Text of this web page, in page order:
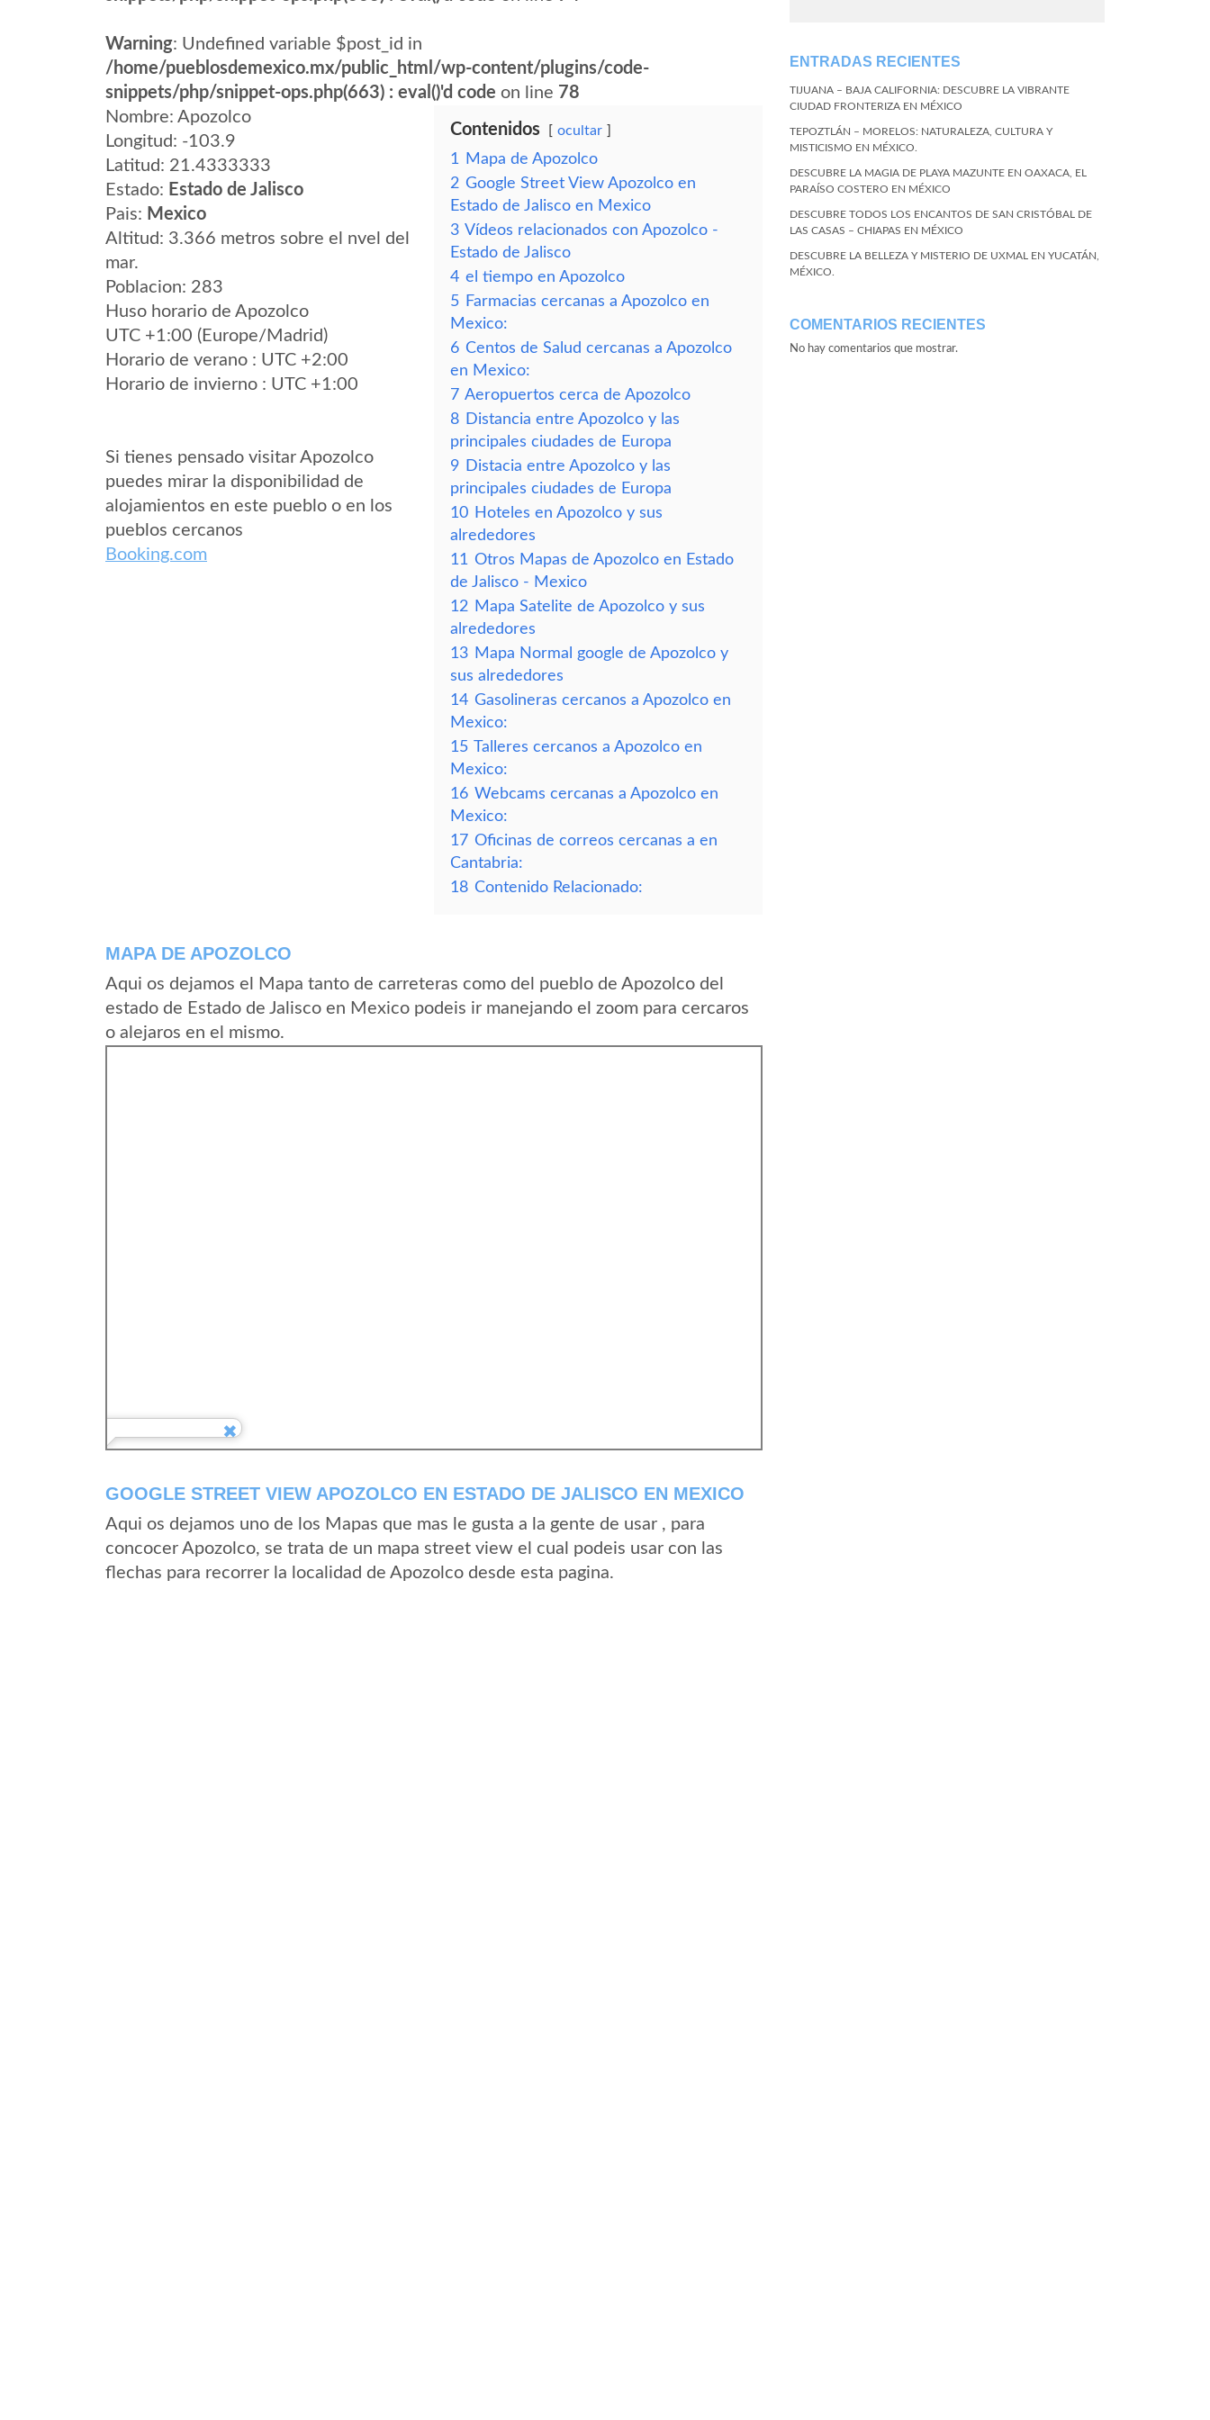
Warning: Undefined variable $post_id in
/home/pueblosdemexico.mx/public_html/wp-content/plugins/code-
snippets/php/snippet-ops.php(663) : eval()'d code on line 78
Nombre: Apozolco
Longitud: -103.9
Latitud: 21.4333333
Estado: Estado de Jalisco
Pais: Mexico
Altitud: 3.366 metros sobre el nvel del
mar.
Poblacion: 283
Huso horario de Apozolco
UTC +1:00 (Europe/Madrid)
Horario de verano : UTC +2:00
Horario de invierno : UTC +1:00
Si tienes pensado visitar Apozolco
puedes mirar la disponibilidad de
alojamientos en este pueblo o en los
pueblos cercanos
Booking.com
Contenidos ocultar
1
Mapa de Apozolco
2 Google Street View Apozolco en
Estado de Jalisco en Mexico
3 Vídeos relacionados con Apozolco -
Estado de Jalisco
4 el tiempo en Apozolco
5 Farmacias cercanas a Apozolco en
Mexico:
6 Centos de Salud cercanas a Apozolco
en Mexico:
7 Aeropuertos cerca de Apozolco
8 Distancia entre Apozolco y las
principales ciudades de Europa
9 Distacia entre Apozolco y las
principales ciudades de Europa
10 Hoteles en Apozolco y sus
alrededores
11 Otros Mapas de Apozolco en Estado
de Jalisco - Mexico
12 Mapa Satelite de Apozolco y sus
alrededores
13 Mapa Normal google de Apozolco y
sus alrededores
14 Gasolineras cercanos a Apozolco en
Mexico:
15 Talleres cercanos a Apozolco en
Mexico:
16 Webcams cercanas a Apozolco en
Mexico:
17 Oficinas de correos cercanas a en
Cantabria:
18 Contenido Relacionado:
MAPA DE APOZOLCO
Aqui os dejamos el Mapa tanto de carreteras como del pueblo de Apozolco del
estado de Estado de Jalisco en Mexico podeis ir manejando el zoom para cercaros
o alejaros en el mismo.
GOOGLE STREET VIEW APOZOLCO EN ESTADO DE JALISCO EN MEXICO
Aqui os dejamos uno de los Mapas que mas le gusta a la gente de usar , para
concocer Apozolco, se trata de un mapa street view el cual podeis usar con las
flechas para recorrer la localidad de Apozolco desde esta pagina.
ENTRADAS RECIENTES
TIJUANA – BAJA CALIFORNIA: DESCUBRE LA VIBRANTE
CIUDAD FRONTERIZA EN MÉXICO
TEPOZTLÁN – MORELOS: NATURALEZA, CULTURA Y
MISTICISMO EN MÉXICO.
DESCUBRE LA MAGIA DE PLAYA MAZUNTE EN OAXACA, EL
PARAÍSO COSTERO EN MÉXICO
DESCUBRE TODOS LOS ENCANTOS DE SAN CRISTÓBAL DE
LAS CASAS – CHIAPAS EN MÉXICO
DESCUBRE LA BELLEZA Y MISTERIO DE UXMAL EN YUCATÁN,
MÉXICO.
COMENTARIOS RECIENTES
No hay comentarios que mostrar.